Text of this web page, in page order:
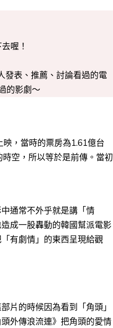
喔！
發表 、推薦 、討論看過的電
的影劇～
，當時的票房為1.61億台
空，所以等於是前傳。當初
通常不外乎就是講「情
成一股轟動的韓國幫派電影
有劇情」的東西呈現給觀
片的時候因為看到「角頭」
外傳浪流連》把角頭的愛情